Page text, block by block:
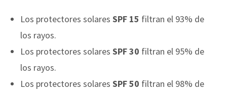
Los protectores solaresSPF 15 filtran el 93% de
los rayos.
Los protectores solaresSPF 30 filtran el 95% de
los rayos.
Los protectores solaresSPF 50 filtran el 98% de